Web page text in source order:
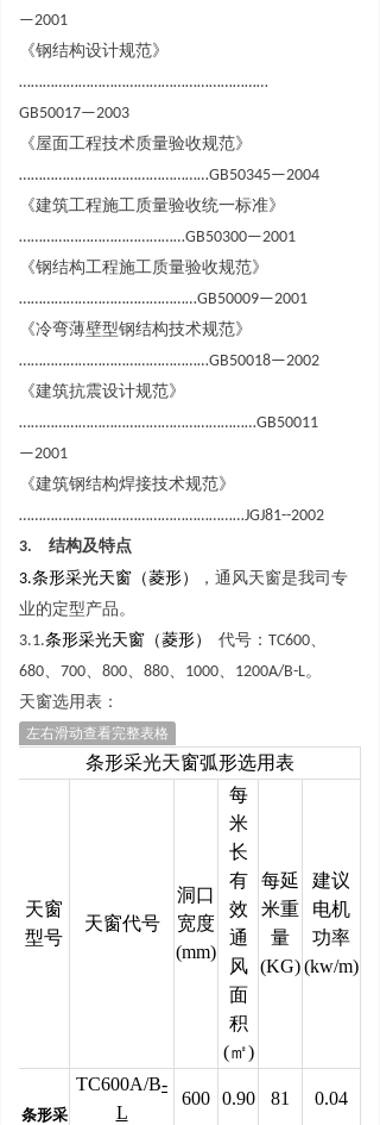
—2001
《钢结构设计规范》
………………………………………………………
GB50017—2003
《屋面工程技术质量验收规范》
…………………………………………GB50345—2004
《建筑工程施工质量验收统一标准》
……………………………………GB50300—2001
《钢结构工程施工质量验收规范》
………………………………………GB50009—2001
《冷弯薄壁型钢结构技术规范》
…………………………………………GB50018—2002
《建筑抗震设计规范》
……………………………………………………GB50011
—2001
《建筑钢结构焊接技术规范》
…………………………………………………JGJ81--2002
3.
结构及特点
3.条形采光天窗 （菱形）
，通风天窗是我司专
业的定型产品。
3.1.条形采光天窗 （菱形） 代号 ： TC600、
680、 700、 800、 880、 1000、 1200A/B-L。
天窗选用表：
左右滑动查看完整表格
条形采光天窗弧形选用表
天窗
型号
天窗代号
洞口
宽度
(mm)
每
米
长
有
效
通
风
面
积
(㎡)
每延
米重
量
(KG)
建议
电机
功率
(kw/m)
条形采
TC600A/B-
L
600 0.90 81 0.04